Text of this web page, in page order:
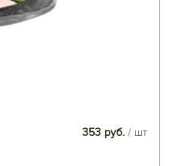
353 руб. / шт